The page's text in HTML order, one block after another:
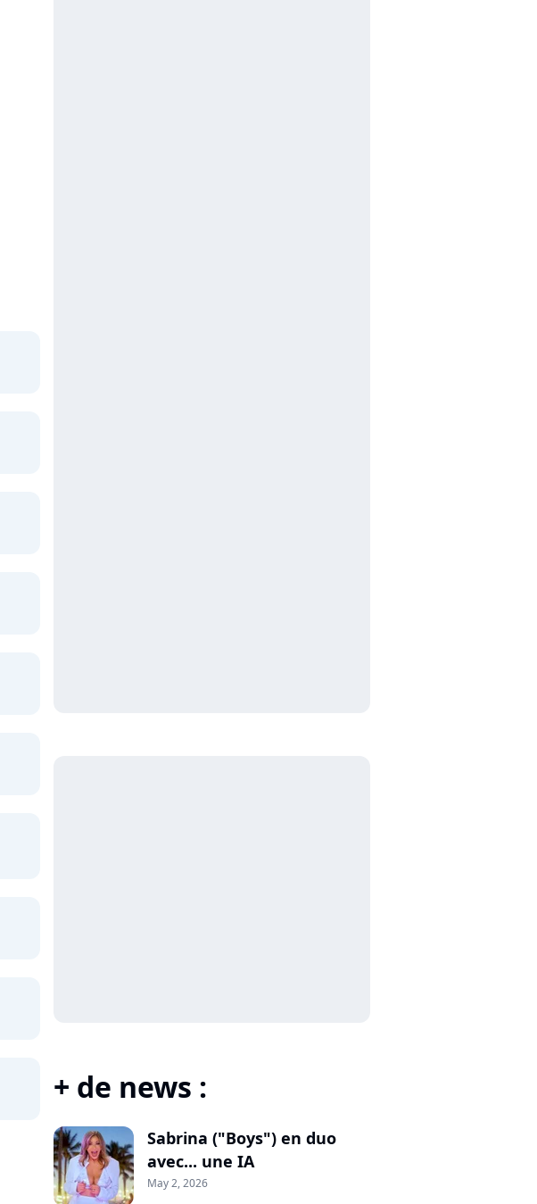
+ de news :
Sabrina ("Boys") en duo
avec... une IA
May 2, 2026